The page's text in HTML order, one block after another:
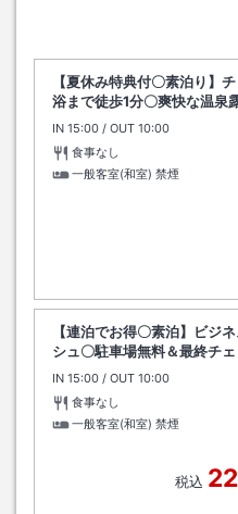
【夏休み特典付〇素泊り】
浴まで徒歩1分〇爽快な温泉
IN チェックイン
15:00 / OUT チェックアウト
10:00
食事なし
一般客室(和室) 禁煙
【連泊でお得〇素泊】ビジ
シュ〇駐車場無料＆最終チ
IN チェックイン
15:00 / OUT チェックアウト
10:00
食事なし
一般客室(和室) 禁煙
税込